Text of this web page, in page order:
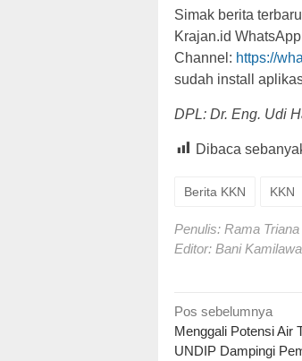
Simak berita
Krajan.id WhatsApp
Channel: https://
sudah install
DPL: Dr. Eng. Udi
Dibaca
Berita KKN KKN
Penulis: Rama
Editor: Bani
Navigasi
pos
Pos sebelumnya
Menggali Potensi Air
UNDIP Dampingi